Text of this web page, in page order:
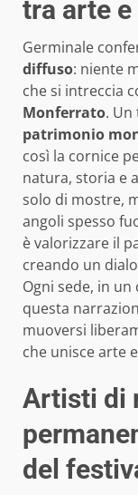
tra arte
Germinale
diffuso: niente
che si intreccia
Monferrato.
patrimonio
così la cornice
natura, storia e
solo di mostre,
angoli spesso
è valorizzare il
creando un
Ogni sede, in
questa
muoversi
che unisce arte
Artisti di
del